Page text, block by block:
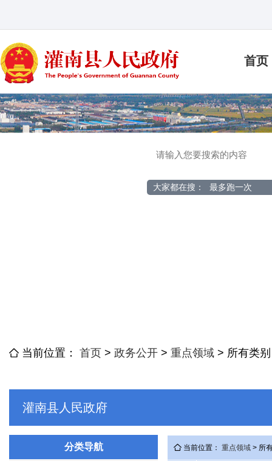
首页
大家都在搜： 最多跑一次
当前位置： 首页 > 政务公开 > 重点领域 > 所有类别
灌南县人民政府
分类导航 当前位置： 重点领域 > 所